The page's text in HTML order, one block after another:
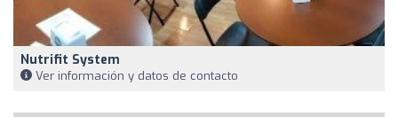
Nutrifit System
Ver información y datos de contacto